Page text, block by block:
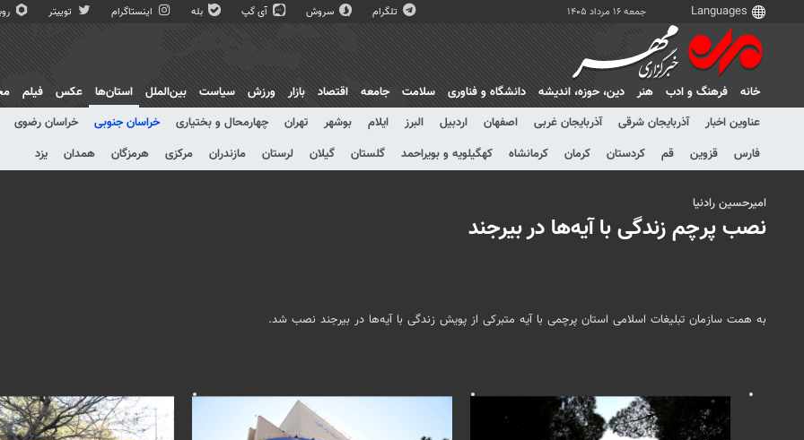
جمعه ۱۶ مرداد ۱۴۰۵ تلگرام سروش آی گپ بله اینستاگرام توییتر
خانه فرهنگ و ادب هنر دين، حوزه، انديشه دانشگاه و فناوری سلامت جامعه اقتصاد بازار ورزش سیاست بین‌الملل
استان‌ها
عناوین اخبار
آذربایجان شرقی آذربایجان غربی اصفهان اردبیل البرز ایلام بوشهر تهران چهارمحال و بختیاری خراسان جنوبی خراسان رضوی
فارس
قزوین قم کردستان کرمان کرمانشاه کهگیلویه و بویراحمد گلستان گیلان لرستان مازندران مرکزی هرمزگان همدان یزد
عکس فیلم
امیرحسین رادنیا
نصب پرچم زندگی با آیه‌ها در بیرجند
به همت سازمان تبلیغات اسلامی استان پرچمی با آیه متبرکی از پویش زندگی با آیه‌ها در بیرجند نصب شد.